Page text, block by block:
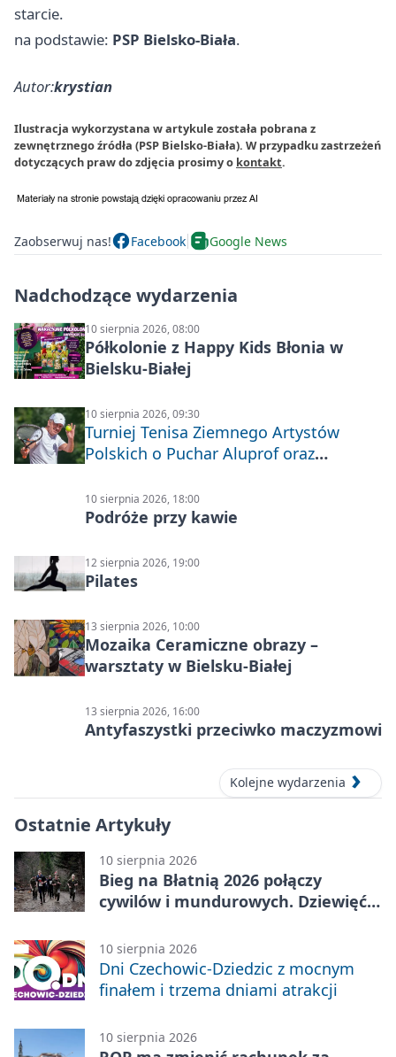
starcie.
na podstawie: PSP Bielsko-Biała.
Autor:krystian
Ilustracja wykorzystana w artykule została pobrana z
zewnętrznego źródła (PSP Bielsko-Biała). W przypadku zastrzeżeń
dotyczących praw do zdjęcia prosimy o kontakt.
Zaobserwuj nas! Facebook Google News
Nadchodzące wydarzenia
10 sierpnia 2026, 08:00
Półkolonie z Happy Kids Błonia w
Bielsku-Białej
10 sierpnia 2026, 09:30
Turniej Tenisa Ziemnego Artystów
Polskich o Puchar Aluprof oraz
Puchar Prezydenta Miasta Bielska-
Białej
10 sierpnia 2026, 18:00
Podróże przy kawie
12 sierpnia 2026, 19:00
Pilates
13 sierpnia 2026, 10:00
Mozaika Ceramiczne obrazy –
warsztaty w Bielsku-Białej
13 sierpnia 2026, 16:00
Antyfaszystki przeciwko maczyzmowi
Kolejne wydarzenia
Ostatnie Artykuły
10 sierpnia 2026
Bieg na Błatnią 2026 połączy
cywilów i mundurowych. Dziewięć
10 sierpnia 2026
Dni Czechowic-Dziedzic z mocnym
finałem i trzema dniami atrakcji
10 sierpnia 2026